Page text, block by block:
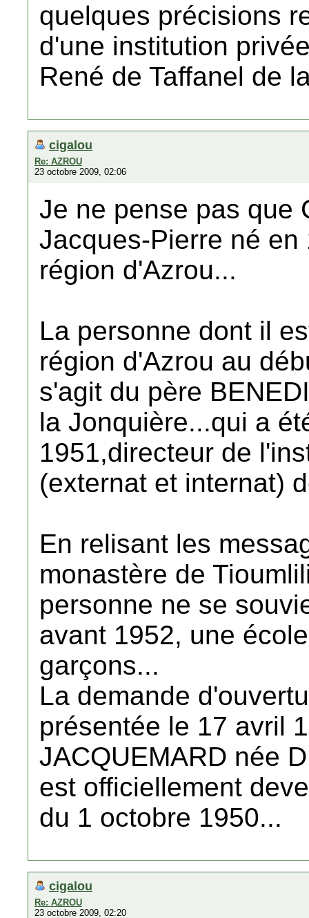
quelques précisions
d'une institution
René de Taffanel de
cigalou
Re: AZROU
23 octobre 2009, 02:06
Je ne pense pas que
Jacques-Pierre né
région d'Azrou...
La personne dont il
région d'Azrou au
s'agit du père
la Jonquière...qui a
1951,directeur de
(externat et internat)
En relisant les
monastère de
personne ne se
avant 1952, une
garçons...
La demande
présentée le 17 avril
JACQUEMARD née
est officiellement
du 1 octobre 1950...
cigalou
Re: AZROU
23 octobre 2009, 02:20